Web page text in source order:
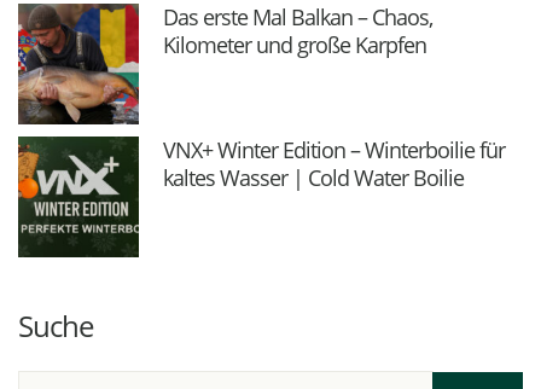
Das erste Mal Balkan – Chaos,
Kilometer und große Karpfen
VNX+ Winter Edition – Winterboilie für
kaltes Wasser | Cold Water Boilie
Suche